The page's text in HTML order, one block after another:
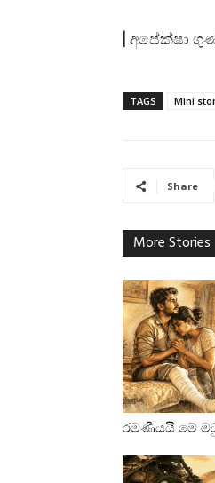
| අපේක්ෂා
TAGS Mini
Share
More Stories
රමණීයයි මේ